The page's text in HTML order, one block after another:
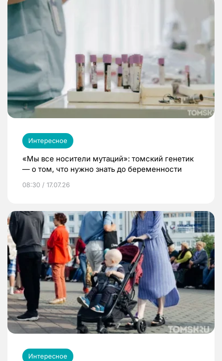
Интересное
«Мы все носители мутаций»: томский генетик
— о том, что нужно знать до беременности
08:30 / 17.07.26
Интересное